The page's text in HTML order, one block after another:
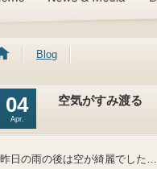
Blog
04
Apr.
空気がすみ渡る
昨日の雨の後は空が綺麗でした…